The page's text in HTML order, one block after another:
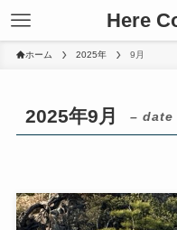
Here
ホーム 2025年 9月
2025年9月 – date